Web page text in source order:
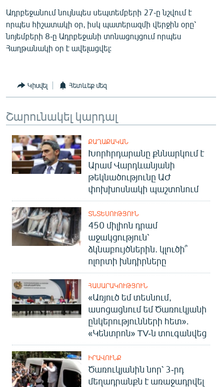
Ադրբեջանում նույնպես սեպտեմբերի 27-ը նշվում է
որպես հիշատակի օր, իսկ պատերազմի վերջին օրը՝
նոյեմբերի 8-ը Ադրբեջանի տոնացույցում որպես
Հաղթանակի օր է ավելացվել:
Կիսվել Հետևեք մեզ
Շարունակել կարդալ
ՔԱՂԱՔԱԿԱՆ
Խորհրդարանը քննարկում է
Արամ Վարդևանյանի
թեկնածությունը ԱԺ
փոխխոսնակի պաշտոնում
ՏՆՏԵՍՈՒԹՅՈՒՆ
450 միլիոն դրամ
աջակցություն՝
ձկնաբույծներին. կլուծի՞
ոլորտի խնդիրները
ՀԱՍԱՐԱԿՈՒԹՅՈՒՆ
«Առյուծ եմ տեսնում,
ասոցացնում եմ Ծառուկյանի
ընկերությունների հետ».
«Կենտրոն» TV-ն տուգանվեց
ԻՐԱՎՈՒՆՔ
Ծառուկյանին նոր՝ 3-րդ
մեղադրանքն է առաջադրվել